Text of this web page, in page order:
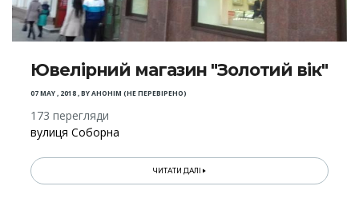
Ювелірний магазин "Золотий вік"
07 MAY , 2018,BYАНОНІМ (НЕ ПЕРЕВІРЕНО)
173 перегляди
вулиця Соборна
ЧИТАТИ ДАЛІ